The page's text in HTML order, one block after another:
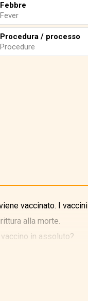
Febbre
Fever
Procedura / processo
Procedure
vaccinato. I vaccini
alla morte.
in assoluto?